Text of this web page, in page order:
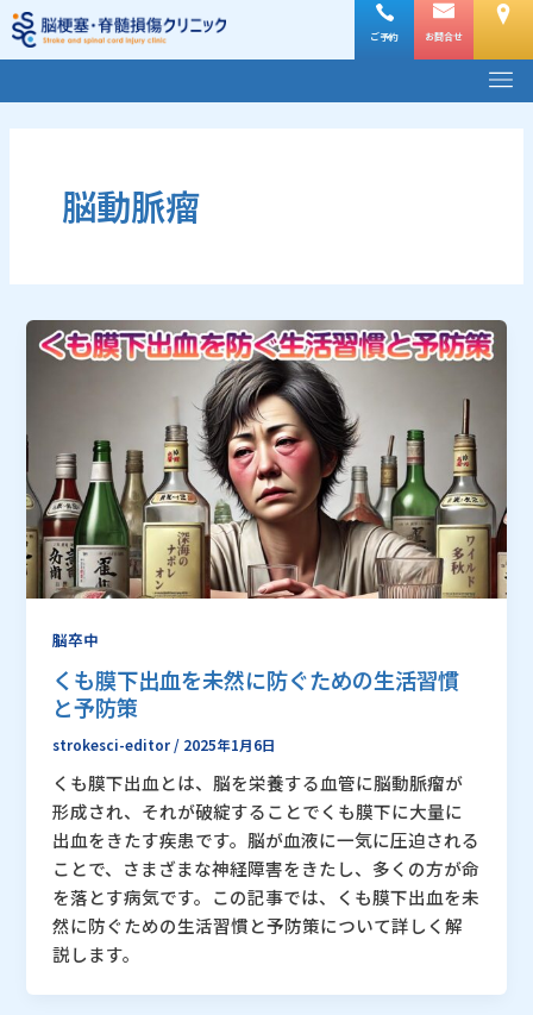
内
容
ス
ご予約 お問合せ
メ
ニ
脳動脈瘤
脳卒中
くも膜下出血を未然に防ぐための生活習慣
と予防策
strokesci-editor / 2025年1月6日
くも膜下出血とは、脳を栄養する血管に脳動脈瘤が
形成され、それが破綻することでくも膜下に大量に
出血をきたす疾患です。脳が血液に一気に圧迫される
ことで、さまざまな神経障害をきたし、多くの方が命
を落とす病気です。この記事では、くも膜下出血を未
然に防ぐための生活習慣と予防策について詳しく解
説します。